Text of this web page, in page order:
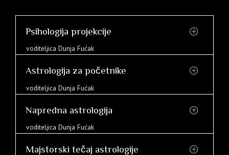
Psihologija projekcije
voditeljica Dunja Fućak
Astrologija za početnike
voditeljica Dunja Fućak
Napredna astrologija
voditeljica Dunja Fućak
Majstorski tečaj astrologije